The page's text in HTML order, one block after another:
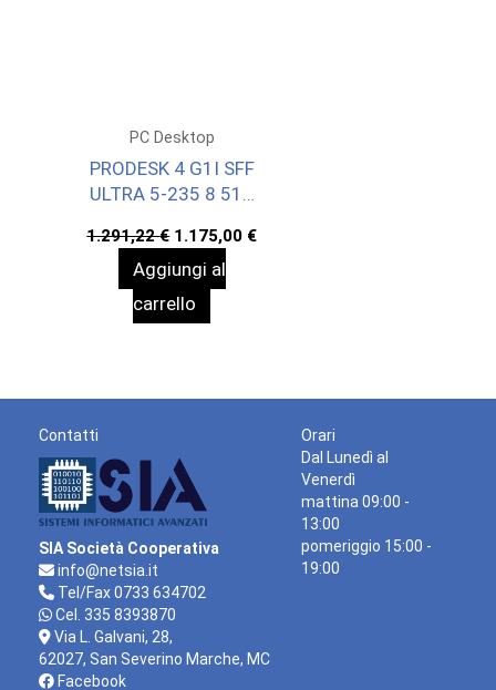
PC Desktop
PRODESK 4 G1I SFF
ULTRA 5-235 8 512
1.291,22€ Il
prezzo
originale
1.291,22 €.
1.175,00 €Il
prezzo
Aggiungi al
carrello
Contatti
SIA Società Cooperativa
info@netsia.it
Tel/Fax 0733 634702
Cel. 335 8393870
Via L. Galvani, 28,
62027, San Severino Marche, MC
Facebook
Orari
Dal Lunedì al
Venerdì
mattina 09:00 -
13:00
pomeriggio 15:00 -
19:00